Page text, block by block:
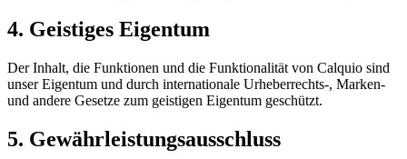
4. Geistiges Eigentum
Der Inhalt, die Funktionen und die Funktionalität von Calquio sind
unser Eigentum und durch internationale Urheberrechts-, Marken-
und andere Gesetze zum geistigen Eigentum geschützt.
5. Gewährleistungsausschluss